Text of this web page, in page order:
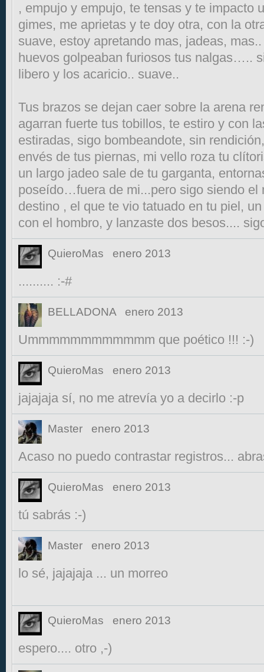
, empujo y empujo, te tensas y te impacto
gimes, me aprietas y te doy otra, con la
suave, estoy apretando mas, jadeas,
huevos golpeaban furiosos tus nalgas…..
libero y los acaricio.. suave..
Tus brazos se dejan caer sobre la arena
agarran fuerte tus tobillos, te estiro y con
estiradas, sigo bombeandote, sin
envés de tus piernas, mi vello roza tu
un largo jadeo sale de tu garganta,
poseído…fuera de mi...pero sigo siendo el
destino , el que te vio tatuado en tu piel,
con el hombro, y lanzaste dos besos....
QuieroMas enero 2013
.......... :-#
BELLADONA enero 2013
Ummmmmmmmmmmm que poético !!! :-)
QuieroMas enero 2013
jajajaja sí, no me atrevía yo a decirlo :-p
Master enero 2013
Acaso no puedo contrastar registros...
QuieroMas enero 2013
tú sabrás :-)
Master enero 2013
lo sé, jajajaja ... un morreo
QuieroMas enero 2013
espero.... otro ,-)